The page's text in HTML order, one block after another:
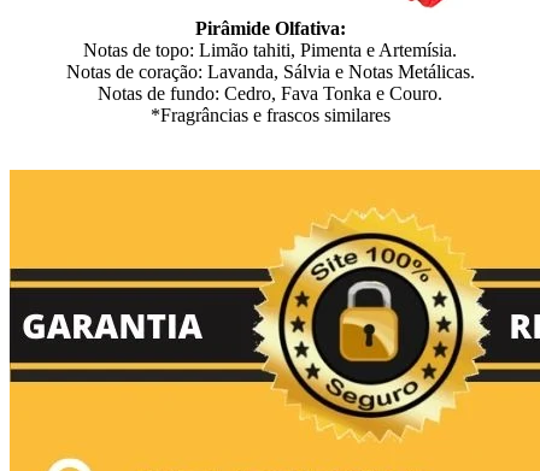
Pirâmide Olfativa:
Notas de topo: Limão tahiti, Pimenta e Artemísia.
Notas de coração: Lavanda, Sálvia e Notas Metálicas.
Notas de fundo: Cedro, Fava Tonka e Couro.
*Fragrâncias e frascos similares